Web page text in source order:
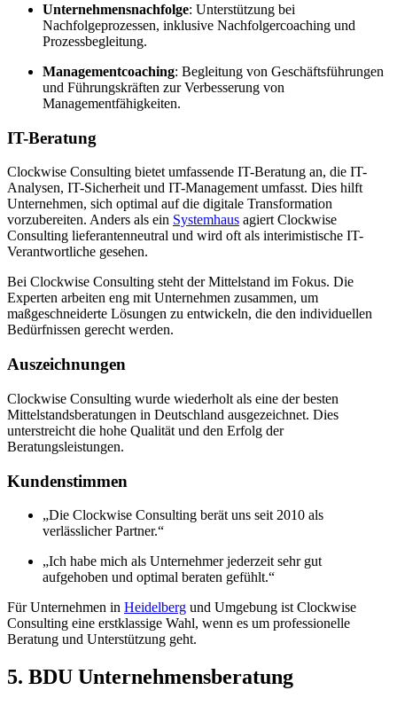
Unternehmensnachfolge: Unterstützung bei
Nachfolgeprozessen, inklusive Nachfolgercoaching und
Prozessbegleitung.
Managementcoaching: Begleitung von Geschäftsführungen
und Führungskräften zur Verbesserung von
Managementfähigkeiten.
IT-Beratung
Clockwise Consulting bietet umfassende IT-Beratung an, die IT-
Analysen, IT-Sicherheit und IT-Management umfasst. Dies hilft
Unternehmen, sich optimal auf die digitale Transformation
vorzubereiten. Anders als ein Systemhaus agiert Clockwise
Consulting lieferantenneutral und wird oft als interimistische IT-
Verantwortliche gesehen.
Bei Clockwise Consulting steht der Mittelstand im Fokus. Die
Experten arbeiten eng mit Unternehmen zusammen, um
maßgeschneiderte Lösungen zu entwickeln, die den individuellen
Bedürfnissen gerecht werden.
Auszeichnungen
Clockwise Consulting wurde wiederholt als eine der besten
Mittelstandsberatungen in Deutschland ausgezeichnet. Dies
unterstreicht die hohe Qualität und den Erfolg der
Beratungsleistungen.
Kundenstimmen
„Die Clockwise Consulting berät uns seit 2010 als
verlässlicher Partner.“
„Ich habe mich als Unternehmer jederzeit sehr gut
aufgehoben und optimal beraten gefühlt.“
Für Unternehmen in Heidelberg und Umgebung ist Clockwise
Consulting eine erstklassige Wahl, wenn es um professionelle
Beratung und Unterstützung geht.
5. BDU Unternehmensberatung